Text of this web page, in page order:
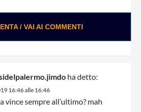
/ VAI AI COMMENTI
ha detto:
16:46 alle 16:46
vince sempre all’ultimo? mah